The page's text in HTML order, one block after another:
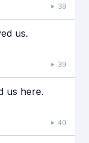
38
us.
39
us here.
40